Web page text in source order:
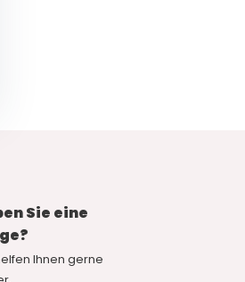
Sie eine
Ihnen gerne